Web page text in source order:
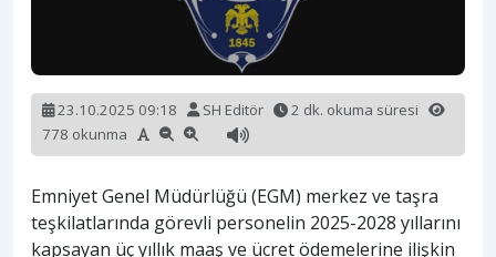
23.10.2025 09:18 SH Editör
2 dk. okuma süresi
778 okunma
Emniyet Genel Müdürlüğü (EGM) merkez ve taşra
teşkilatlarında görevli personelin 2025-2028 yıllarını
kapsayan üç yıllık maaş ve ücret ödemelerine ilişkin